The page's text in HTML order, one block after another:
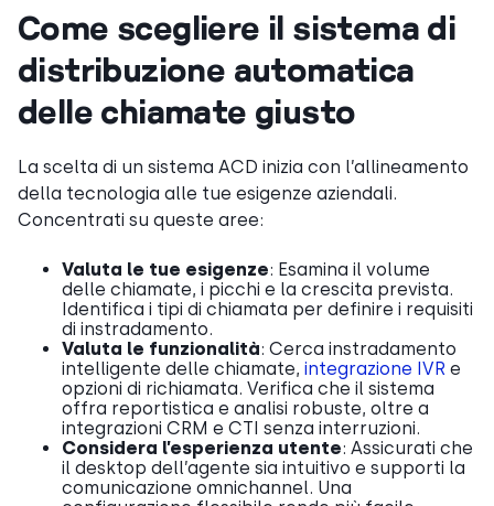
Come scegliere il sistema di
distribuzione automatica
delle chiamate giusto
La scelta di un sistema ACD inizia con l’allineamento
della tecnologia alle tue esigenze aziendali.
Concentrati su queste aree:
Valuta le tue esigenze: Esamina il volume
delle chiamate, i picchi e la crescita prevista.
Identifica i tipi di chiamata per definire i requisiti
di instradamento.
Valuta le funzionalità: Cerca instradamento
intelligente delle chiamate, integrazione IVR e
opzioni di richiamata. Verifica che il sistema
offra reportistica e analisi robuste, oltre a
integrazioni CRM e CTI senza interruzioni.
Considera l’esperienza utente: Assicurati che
il desktop dell’agente sia intuitivo e supporti la
comunicazione omnichannel. Una